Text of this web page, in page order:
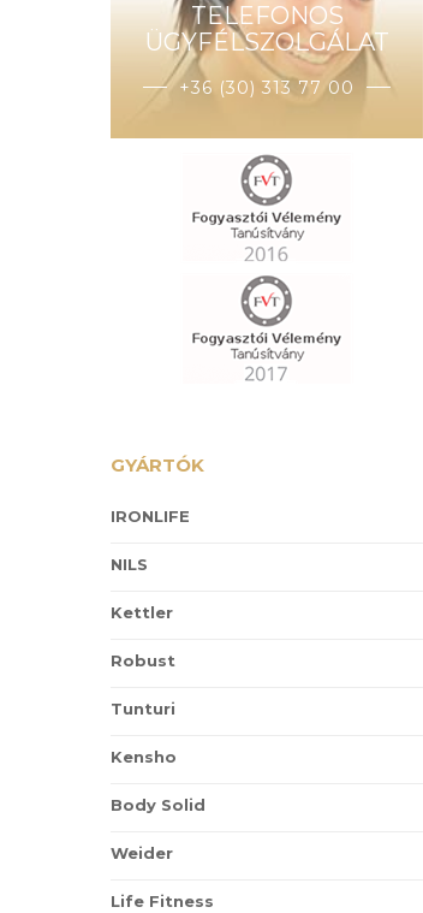
TELEFONOS
ÜGYFÉLSZOLGÁLAT
+36 (30) 313 77 00
GYÁRTÓK
IRONLIFE
NILS
Kettler
Robust
Tunturi
Kensho
Body Solid
Weider
Life Fitness